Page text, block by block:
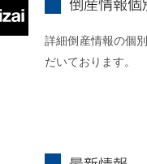
詳細倒産情報の個
だいております。